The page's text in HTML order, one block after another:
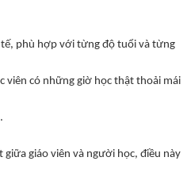
phù hợp với từng độ tuổi và từng
viên có những giờ học thật thoải mái
giáo viên và người học, điều này